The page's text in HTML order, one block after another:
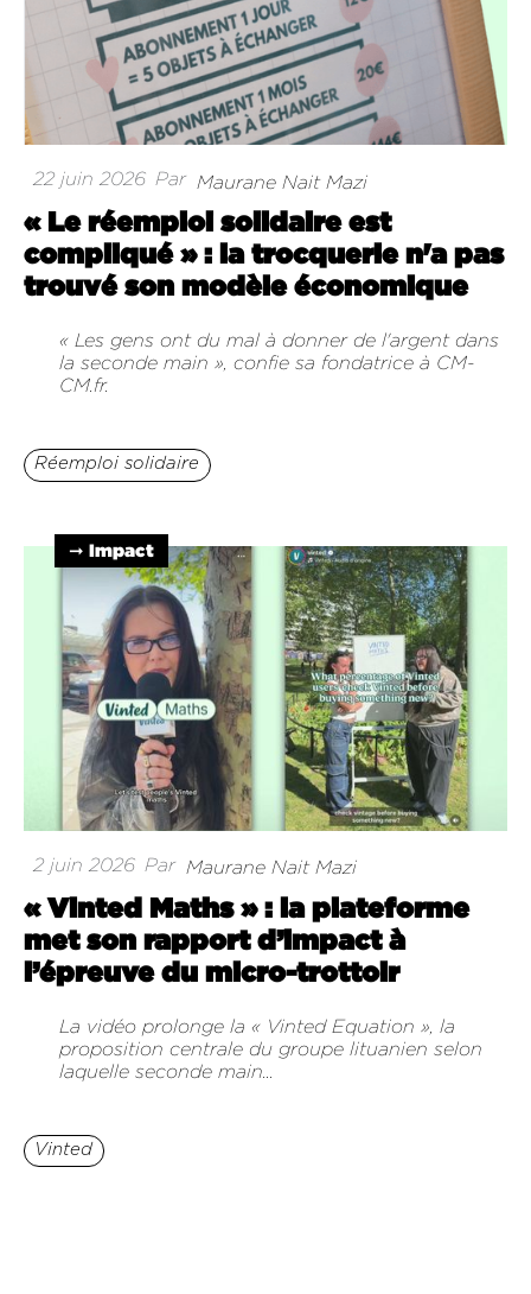
22 juin 2026 Par Maurane Nait Mazi
« Le réemploi solidaire est
compliqué » : la trocquerie n'a pas
trouvé son modèle économique
« Les gens ont du mal à donner de l'argent dans
la seconde main », confie sa fondatrice à CM-
CM.fr.
Réemploi solidaire
➞ Impact
2 juin 2026 Par Maurane Nait Mazi
« Vinted Maths » : la plateforme
met son rapport d’impact à
l’épreuve du micro-trottoir
La vidéo prolonge la « Vinted Equation », la
proposition centrale du groupe lituanien selon
laquelle seconde main...
Vinted